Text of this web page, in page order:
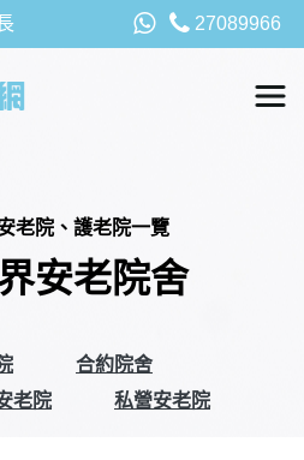
27089966
老院、護老院一覽
安老院舍
合約院舍
老院
私營安老院